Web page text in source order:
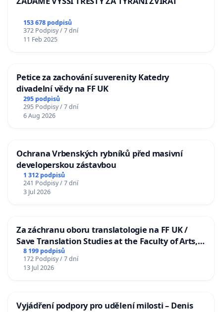
153 678 podpisů
372 Podpisy / 7 dní
11 Feb 2025
Petice za zachování suverenity Katedry
divadelní vědy na FF UK
295 podpisů
295 Podpisy / 7 dní
6 Aug 2026
Ochrana Vrbenských rybníků před masivní
developerskou zástavbou
1 312 podpisů
241 Podpisy / 7 dní
3 Jul 2026
Za záchranu oboru translatologie na FF UK /
Save Translation Studies at the Faculty of Arts,
Charles University
8 199 podpisů
172 Podpisy / 7 dní
13 Jul 2026
Vyjádření podpory pro udělení milosti – Denis